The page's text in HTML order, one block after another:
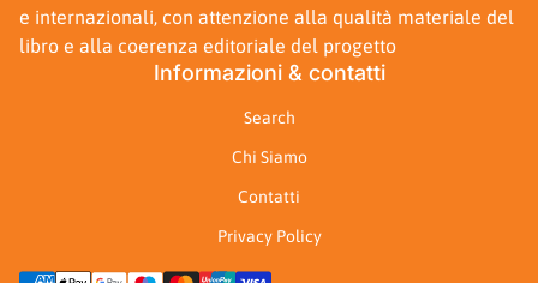
e internazionali, con attenzione alla qualità materiale del
libro e alla coerenza editoriale del progetto
Informazioni & contatti
Search
Chi Siamo
Contatti
Privacy Policy